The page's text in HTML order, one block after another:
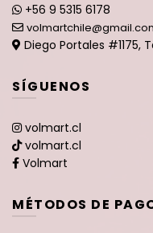
+56 9 5315 6178
Diego Portales #1175,
SÍGUENOS
volmart.cl
volmart.cl
Volmart
MÉTODOS DE